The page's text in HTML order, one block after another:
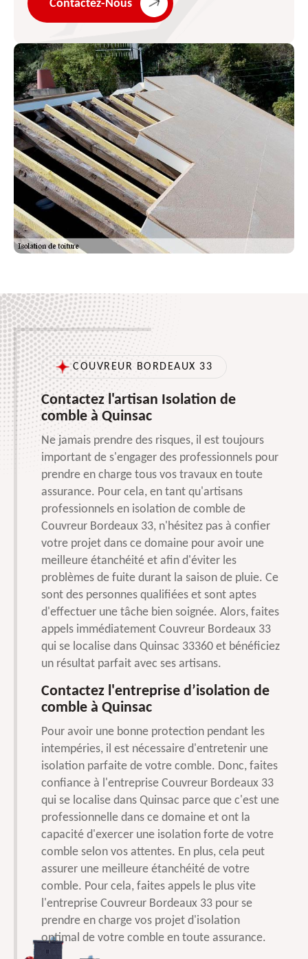
Contactez-Nous
COUVREUR BORDEAUX 33
Contactez l'artisan Isolation de
comble à Quinsac
Ne jamais prendre des risques, il est toujours
important de s'engager des professionnels pour
prendre en charge tous vos travaux en toute
assurance. Pour cela, en tant qu'artisans
professionnels en isolation de comble de
Couvreur Bordeaux 33, n'hésitez pas à confier
votre projet dans ce domaine pour avoir une
meilleure étanchéité et afin d'éviter les
problèmes de fuite durant la saison de pluie. Ce
sont des personnes qualifiées et sont aptes
d'effectuer une tâche bien soignée. Alors, faites
appels immédiatement Couvreur Bordeaux 33
qui se localise dans Quinsac 33360 et bénéficiez
un résultat parfait avec ses artisans.
Contactez l'entreprise d’isolation de
comble à Quinsac
Pour avoir une bonne protection pendant les
intempéries, il est nécessaire d'entretenir une
isolation parfaite de votre comble. Donc, faites
confiance à l'entreprise Couvreur Bordeaux 33
qui se localise dans Quinsac parce que c'est une
professionnelle dans ce domaine et ont la
capacité d'exercer une isolation forte de votre
comble selon vos attentes. En plus, cela peut
assurer une meilleure étanchéité de votre
comble. Pour cela, faites appels le plus vite
l'entreprise Couvreur Bordeaux 33 pour se
prendre en charge vos projet d'isolation
optimal de votre comble en toute assurance.